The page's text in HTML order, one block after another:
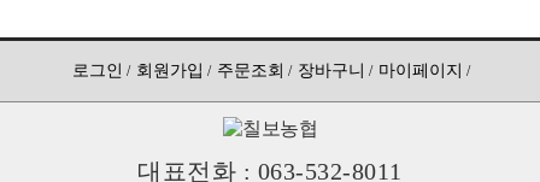
로그인 회원가입 주문조회 장바구니 마이페이지
대표전화 : 063-532-8011